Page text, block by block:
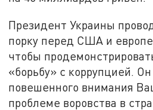
Президент Украины
порку перед США и
чтобы
«борьбу» с коррупцией. Он
повешенного внимания
проблеме воровства в